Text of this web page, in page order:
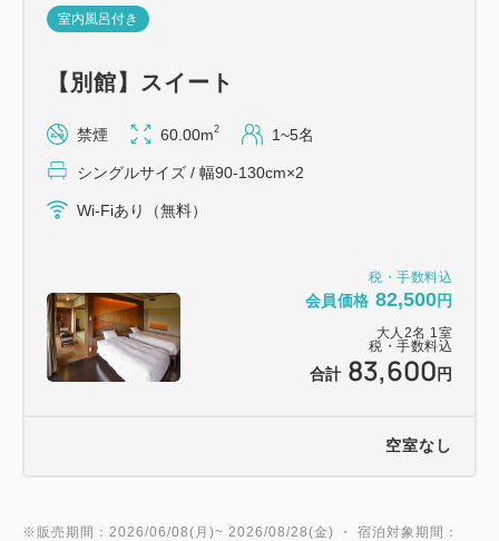
料理をご希望のお客様は、事前にお教えくださいま
※株主優待券等との併用は出来ません。
す。
※こちらからお電話を差し上げる場合がございます。
前まで承っております。それ以降はお電話のみで承っ
ておりますのでご了承ください。
税・手数料込
会員価格 82,500円
大人 2名 1 室
税・手数料込
合計 83,600 円
室内風呂付き
【別館】スイート
禁煙 60.00m2 1~5名
シングルサイズ / 幅90-130cm×2
Wi-Fiあり（無料）
空室なし
※販売期間：2026/06/08(月)~ 2026/08/28(金) ・ 宿泊対象期間：